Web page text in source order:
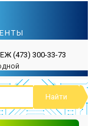
(473) 300-33-73